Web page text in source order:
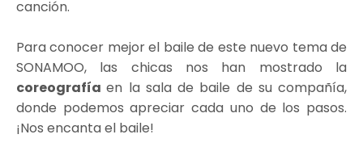
canción.
Para conocer mejor el baile de este nuevo tema de
SONAMOO, las chicas nos han mostrado la
coreografíaen la sala de baile de su compañía,
donde podemos apreciar cada uno de los pasos.
¡Nos encanta el baile!